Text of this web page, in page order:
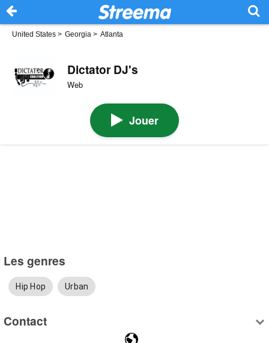
United States > Georgia > Atlanta
Dictator DJ's
Web
Jouer
Les genres
Hip Hop Urban
Contact